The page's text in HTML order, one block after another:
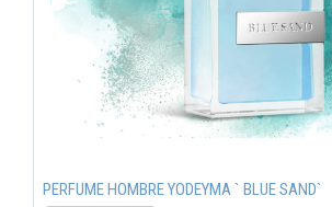
PERFUME HOMBRE YODEYMA ` BLUE SAND`